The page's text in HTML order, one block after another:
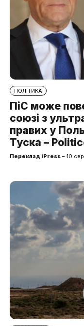
ПОЛІТИКА
ПіС може
союзі з
правих у
Туска –
Переклад iPress – 10